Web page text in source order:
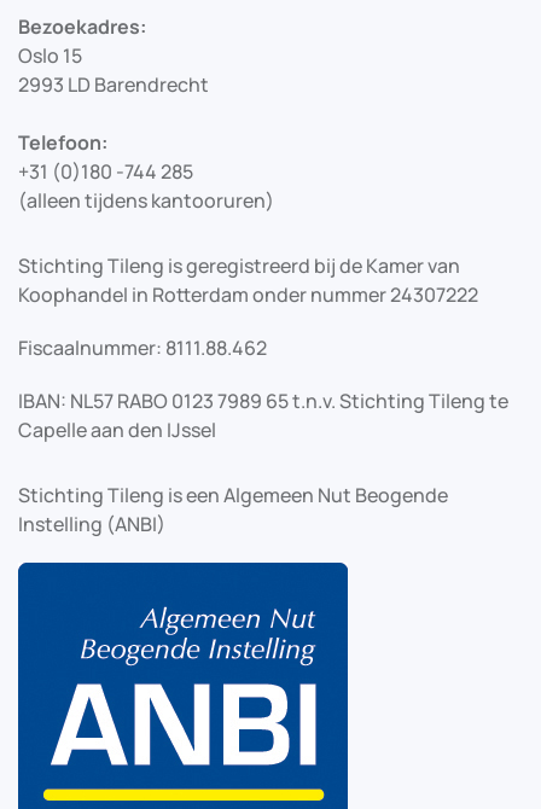
Bezoekadres:
Oslo 15
2993 LD Barendrecht
Telefoon:
+31 (0)180 -744 285
(alleen tijdens kantooruren)
Stichting Tileng is geregistreerd bij de Kamer van
Koophandel in Rotterdam onder nummer 24307222
Fiscaalnummer: 8111.88.462
IBAN: NL57 RABO 0123 7989 65 t.n.v. Stichting Tileng te
Capelle aan den IJssel
Stichting Tileng is een Algemeen Nut Beogende
Instelling (ANBI)